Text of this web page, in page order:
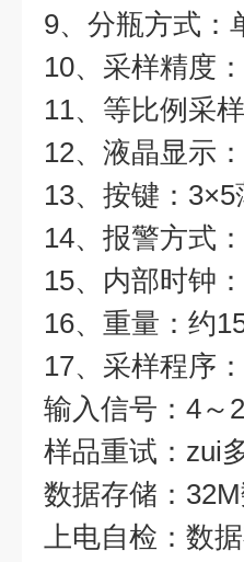
9、分瓶方式：
10、采样精度
11、等比例采
12、液晶显示
13、按键：
14、报警方式
15、内部时钟
16、重量：约
17、采样程序：
输入信号：4～
样品重试：zui
数据存储：
上电自检：数